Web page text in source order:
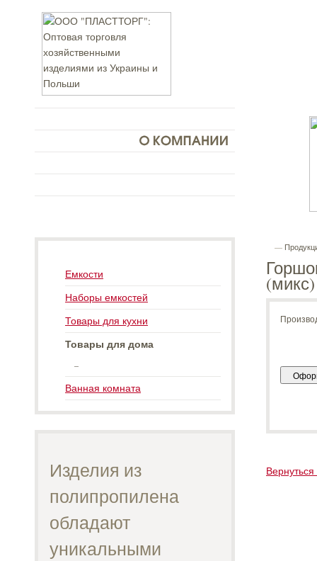
Емкости
Наборы емкостей
Товары для кухни
Товары для дома
Ванная комната
Изделия из
полипропилена
обладают
уникальными
—
(микс)
Вернуться